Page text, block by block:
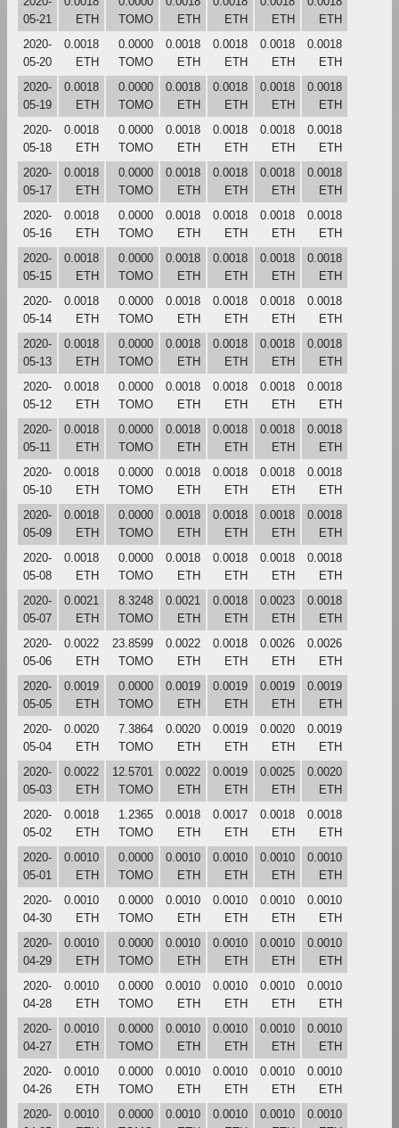
05-21
ETH
TOMO
ETH
ETH
ETH
ETH
2020-
05-20
0.0018
ETH
0.0000
TOMO
0.0018
ETH
0.0018
ETH
0.0018
ETH
0.0018
ETH
2020-
05-19
0.0018
ETH
0.0000
TOMO
0.0018
ETH
0.0018
ETH
0.0018
ETH
0.0018
ETH
2020-
05-18
0.0018
ETH
0.0000
TOMO
0.0018
ETH
0.0018
ETH
0.0018
ETH
0.0018
ETH
2020-
05-17
0.0018
ETH
0.0000
TOMO
0.0018
ETH
0.0018
ETH
0.0018
ETH
0.0018
ETH
2020-
05-16
0.0018
ETH
0.0000
TOMO
0.0018
ETH
0.0018
ETH
0.0018
ETH
0.0018
ETH
2020-
05-15
0.0018
ETH
0.0000
TOMO
0.0018
ETH
0.0018
ETH
0.0018
ETH
0.0018
ETH
2020-
05-14
0.0018
ETH
0.0000
TOMO
0.0018
ETH
0.0018
ETH
0.0018
ETH
0.0018
ETH
2020-
05-13
0.0018
ETH
0.0000
TOMO
0.0018
ETH
0.0018
ETH
0.0018
ETH
0.0018
ETH
2020-
05-12
0.0018
ETH
0.0000
TOMO
0.0018
ETH
0.0018
ETH
0.0018
ETH
0.0018
ETH
2020-
05-11
0.0018
ETH
0.0000
TOMO
0.0018
ETH
0.0018
ETH
0.0018
ETH
0.0018
ETH
2020-
05-10
0.0018
ETH
0.0000
TOMO
0.0018
ETH
0.0018
ETH
0.0018
ETH
0.0018
ETH
2020-
05-09
0.0018
ETH
0.0000
TOMO
0.0018
ETH
0.0018
ETH
0.0018
ETH
0.0018
ETH
2020-
05-08
0.0018
ETH
0.0000
TOMO
0.0018
ETH
0.0018
ETH
0.0018
ETH
0.0018
ETH
2020-
05-07
0.0021
ETH
8.3248
TOMO
0.0021
ETH
0.0018
ETH
0.0023
ETH
0.0018
ETH
2020-
05-06
0.0022
ETH
23.8599
TOMO
0.0022
ETH
0.0018
ETH
0.0026
ETH
0.0026
ETH
2020-
05-05
0.0019
ETH
0.0000
TOMO
0.0019
ETH
0.0019
ETH
0.0019
ETH
0.0019
ETH
2020-
05-04
0.0020
ETH
7.3864
TOMO
0.0020
ETH
0.0019
ETH
0.0020
ETH
0.0019
ETH
2020-
05-03
0.0022
ETH
12.5701
TOMO
0.0022
ETH
0.0019
ETH
0.0025
ETH
0.0020
ETH
2020-
05-02
0.0018
ETH
1.2365
TOMO
0.0018
ETH
0.0017
ETH
0.0018
ETH
0.0018
ETH
2020-
05-01
0.0010
ETH
0.0000
TOMO
0.0010
ETH
0.0010
ETH
0.0010
ETH
0.0010
ETH
2020-
04-30
0.0010
ETH
0.0000
TOMO
0.0010
ETH
0.0010
ETH
0.0010
ETH
0.0010
ETH
2020-
04-29
0.0010
ETH
0.0000
TOMO
0.0010
ETH
0.0010
ETH
0.0010
ETH
0.0010
ETH
2020-
04-28
0.0010
ETH
0.0000
TOMO
0.0010
ETH
0.0010
ETH
0.0010
ETH
0.0010
ETH
2020-
04-27
0.0010
ETH
0.0000
TOMO
0.0010
ETH
0.0010
ETH
0.0010
ETH
0.0010
ETH
2020-
04-26
0.0010
ETH
0.0000
TOMO
0.0010
ETH
0.0010
ETH
0.0010
ETH
0.0010
ETH
2020-
0.0010
0.0000
0.0010
0.0010
0.0010
0.0010